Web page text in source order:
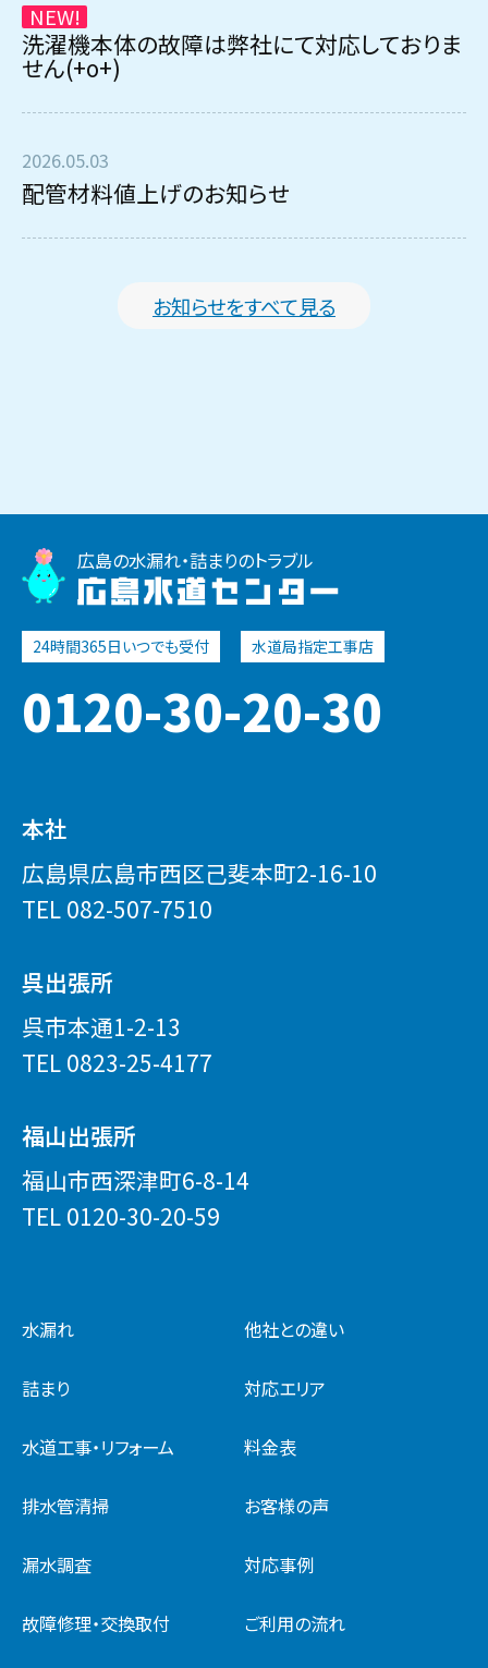
NEW!
洗濯機本体の故障は弊社にて対応しておりま
せん(+o+)
2026.05.03
配管材料値上げのお知らせ
お知らせをすべて見る
広島の水漏れ・詰まりのトラブル
広島水道センター
0120-30-20-30
本社
広島県広島市西区己斐本町2-16-10
TEL 082-507-7510
呉出張所
呉市本通1-2-13
TEL 0823-25-4177
福山出張所
福山市西深津町6-8-14
TEL 0120-30-20-59
水漏れ
詰まり
水道工事・リフォーム
排水管清掃
漏水調査
故障修理・交換取付
他社との違い
対応エリア
料金表
お客様の声
対応事例
ご利用の流れ